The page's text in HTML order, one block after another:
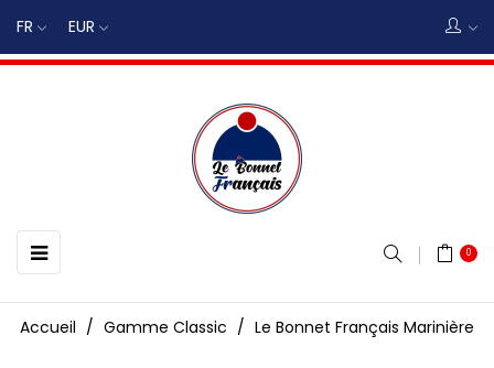
FR EUR
Basculer
la
navigation
☰ 0
Accueil Gamme Classic Le Bonnet Français Marinière